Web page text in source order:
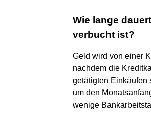
Wie lange
verbucht ist?
Geld wird von einer
nachdem die
getätigten Einkäufen
um den
wenige